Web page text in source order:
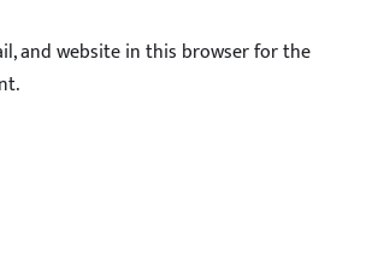
and website in this browser for the